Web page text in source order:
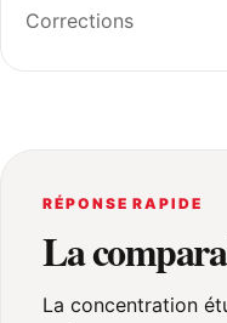
Corrections
RÉPONSE RAPIDE
La
La concentration